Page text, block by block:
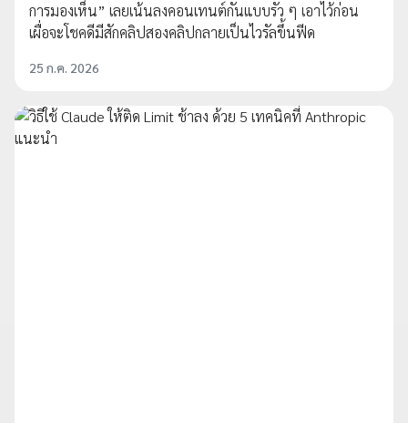
การมองเห็น” เลยเน้นลงคอนเทนต์กันแบบรัว ๆ เอาไว้ก่อน
เผื่อจะโชคดีมีสักคลิปสองคลิปกลายเป็นไวรัลขึ้นฟีด
25 ก.ค. 2026